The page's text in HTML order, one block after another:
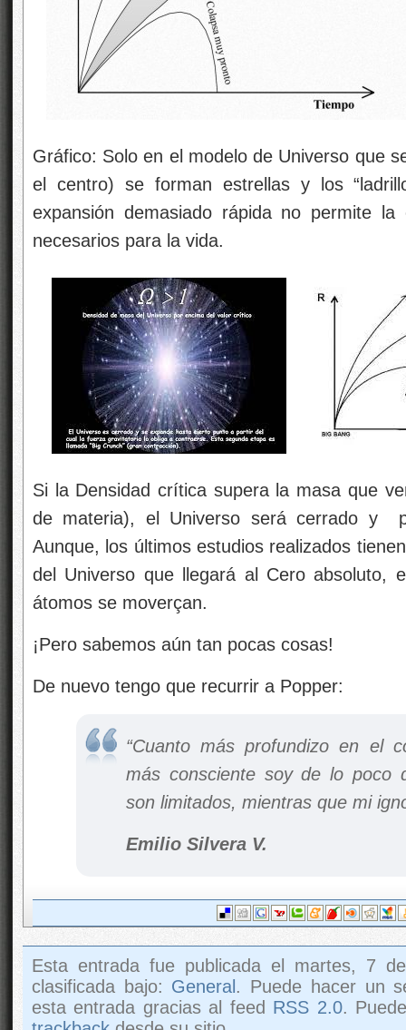
Gráfico: Solo en el modelo de Universo que
el centro) se forman estrellas y los
expansión demasiado rápida no permite la
necesarios para la vida.
Si la Densidad crítica supera la masa que
de materia), el Universo será cerrado y
Aunque, los últimos estudios realizados
del Universo que llegará al Cero absoluto,
átomos se moverçan.
¡Pero sabemos aún tan pocas cosas!
De nuevo tengo que recurrir a Popper:
“Cuanto más profundizo en el
más consciente soy de lo poco
son limitados, mientras que mi
Emilio Silvera V.
Esta entrada fue publicada el martes, 7
clasificada bajo: General . Puede hacer un
esta entrada gracias al feed RSS 2.0.